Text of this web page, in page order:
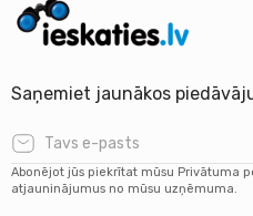
Saņemiet jaunākos
Abonējot jūs piekrītat mūsu Privātuma
atjauninājumus no mūsu uzņēmuma.